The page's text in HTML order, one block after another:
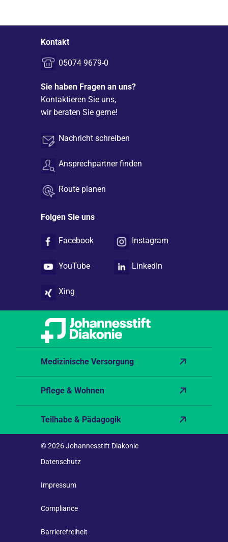
Kontakt
05074 9679-0
Sie haben Fragen an uns?
Kontaktieren Sie uns,
wir beraten Sie gerne!
Nachricht schreiben
Ansprechpartner finden
Route planen
Folgen Sie uns
Facebook Instagram
YouTube LinkedIn
Xing
Medizinische Versorgung
Pflege & Wohnen
Teilhabe & Pädagogik
© 2026 Johannesstift Diakonie
Datenschutz
Impressum
Compliance
Barrierefreiheit